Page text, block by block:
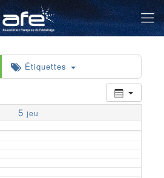
Étiquettes
5 jeu